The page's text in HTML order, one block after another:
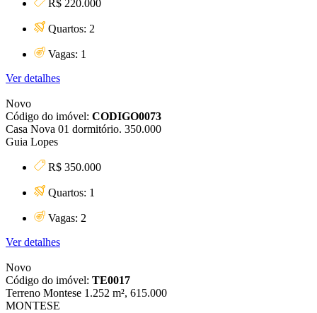
R$ 220.000
Quartos: 2
Vagas: 1
Ver detalhes
Novo
Código do imóvel: CODIGO0073
Casa Nova 01 dormitório. 350.000
Guia Lopes
R$ 350.000
Quartos: 1
Vagas: 2
Ver detalhes
Novo
Código do imóvel: TE0017
Terreno Montese 1.252 m², 615.000
MONTESE